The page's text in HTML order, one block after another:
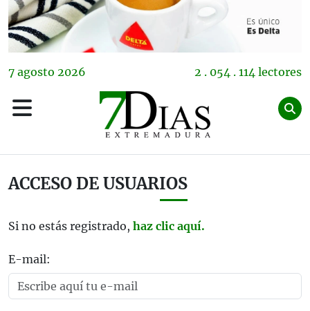
7 agosto 2026 2 . 054 . 114 lectores
ACCESO DE USUARIOS
Si no estás registrado, haz clic aquí.
E-mail: